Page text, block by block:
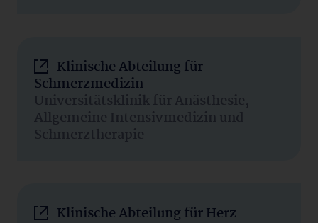
Klinische Abteilung für
Schmerzmedizin
Universitätsklinik für Anästhesie,
Allgemeine Intensivmedizin und
Schmerztherapie
Klinische Abteilung für Herz-